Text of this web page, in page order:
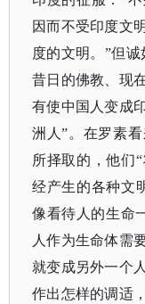
因而不受印度文
度的文明。”但
昔日的佛教、现
有使中国人变成
洲人”。在罗素
所择取的，他们
经产生的各种文
像看待人的生命
人作为生命体需
就变成另外一个
作出怎样的调适